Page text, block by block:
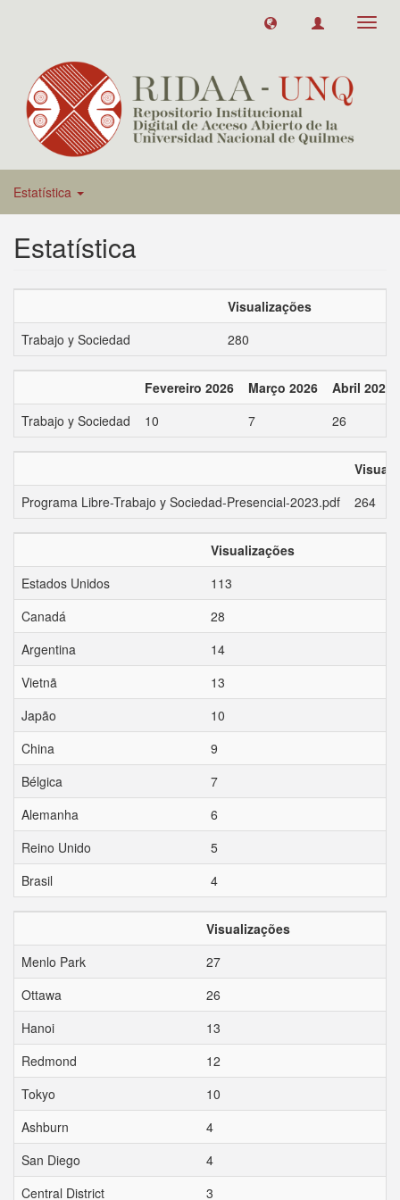
Estatística
Estatística
Visualizações
Trabajo y Sociedad
280
Fevereiro 2026 Março 2026
Abril 2026
Trabajo y Sociedad
10 7 26
Programa Libre-Trabajo y Sociedad-Presencial-2023.pdf
264
Visualizações
Estados Unidos
113
Canadá
28
Argentina
14
Vietnã
13
Japão
10
China
9
Bélgica
7
Alemanha
6
Reino Unido
5
Brasil
4
Visualizações
Menlo Park
27
Ottawa
26
Hanoi
13
Redmond
12
Tokyo
10
Ashburn
4
San Diego
4
Central District
3